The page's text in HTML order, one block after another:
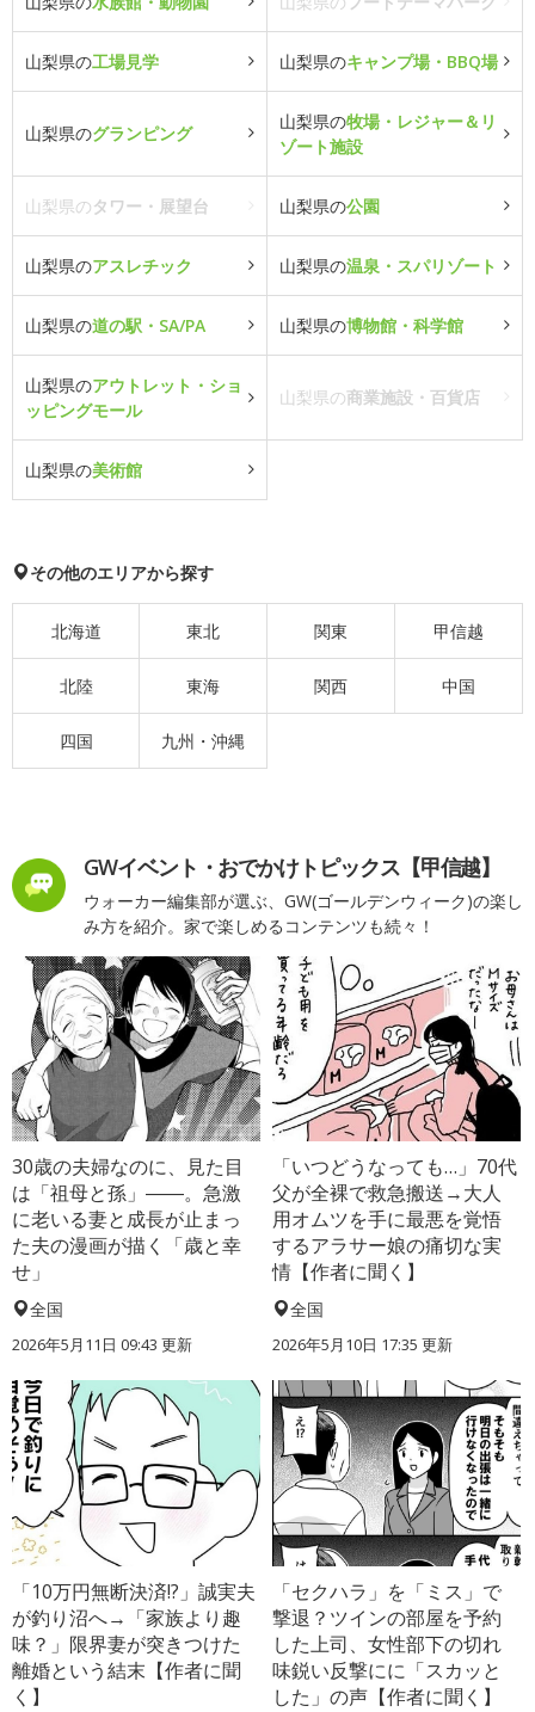
山梨県の工場見学 山梨県のキャンプ場・BBQ場
山梨県のグランピング
山梨県の牧場・レジャー＆リ
ゾート施設
山梨県のタワー・展望台 山梨県の公園
山梨県のアスレチック 山梨県の温泉・スパリゾート
山梨県の道の駅・SA/PA 山梨県の博物館・科学館
山梨県のアウトレット・ショ
ッピングモール
山梨県の商業施設・百貨店
山梨県の美術館
その他のエリアから探す
北海道 東北 関東 甲信越
北陸 東海 関西 中国
四国 九州・沖縄
GWイベント・おでかけトピックス【甲信越】
ウォーカー編集部が選ぶ、GW(ゴールデンウィーク)の楽し
み方を紹介。家で楽しめるコンテンツも続々！
30歳の夫婦なのに、見た目
は「祖母と孫」――。急激
に老いる妻と成長が止まっ
た夫の漫画が描く「歳と幸
せ」
全国
2026年5月11日 09:43 更新
「いつどうなっても…」70代
父が全裸で救急搬送→大人
用オムツを手に最悪を覚悟
するアラサー娘の痛切な実
情【作者に聞く】
全国
2026年5月10日 17:35 更新
「10万円無断決済!?」誠実夫
が釣り沼へ→「家族より趣
味？」限界妻が突きつけた
離婚という結末【作者に聞
く】
「セクハラ」を「ミス」で
撃退？ツインの部屋を予約
した上司、女性部下の切れ
味鋭い反撃にに「スカッと
した」の声【作者に聞く】